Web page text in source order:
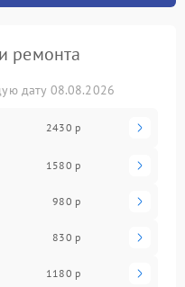
ремонта
дату 08.08.2026
2430 р
1580 р
980 р
830 р
1180 р